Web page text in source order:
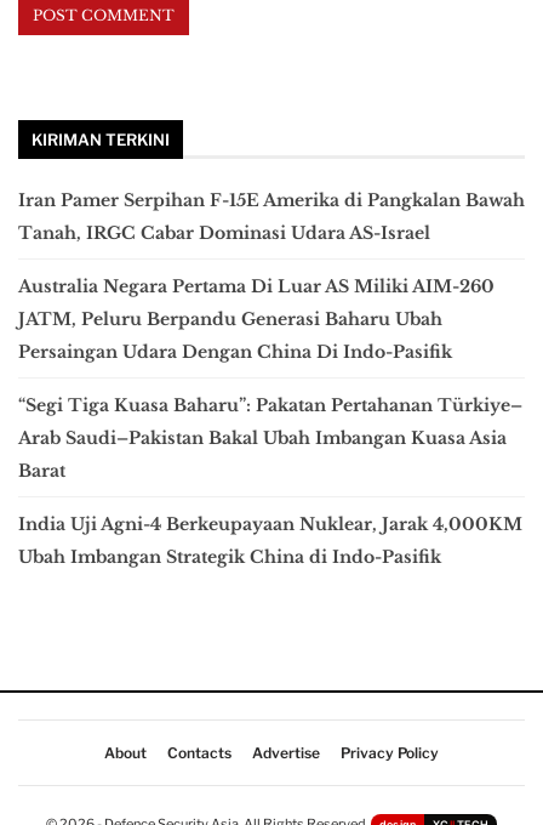
KIRIMAN TERKINI
Iran Pamer Serpihan F-15E Amerika di Pangkalan Bawah
Tanah, IRGC Cabar Dominasi Udara AS-Israel
Australia Negara Pertama Di Luar AS Miliki AIM-260
JATM, Peluru Berpandu Generasi Baharu Ubah
Persaingan Udara Dengan China Di Indo-Pasifik
“Segi Tiga Kuasa Baharu”: Pakatan Pertahanan Türkiye–
Arab Saudi–Pakistan Bakal Ubah Imbangan Kuasa Asia
Barat
India Uji Agni-4 Berkeupayaan Nuklear, Jarak 4,000KM
Ubah Imbangan Strategik China di Indo-Pasifik
About Contacts Advertise Privacy Policy